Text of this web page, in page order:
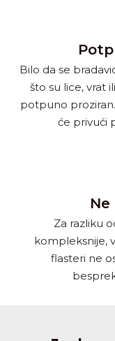
Bilo da se
što su lice, vrat
potpuno
će privući
Za razliku
kompleksnije,
flasteri ne